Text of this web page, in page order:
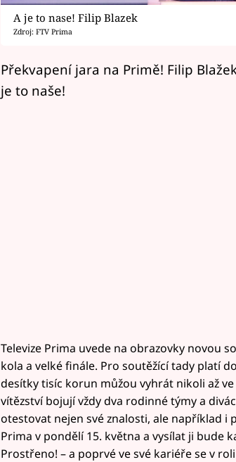
A je to nase! Filip Blazek
Zdroj: FTV Prima
Překvapení jara na Primě! Filip
je to naše!
Televize Prima uvede na obrazovky novou
kola a velké finále. Pro soutěžící tady platí
desítky tisíc korun můžou vyhrát nikoli až
vítězství bojují vždy dva rodinné týmy a
otestovat nejen své znalosti, ale například i
Prima v pondělí 15. května a vysílat ji bude
Prostřeno! – a poprvé ve své kariéře se v